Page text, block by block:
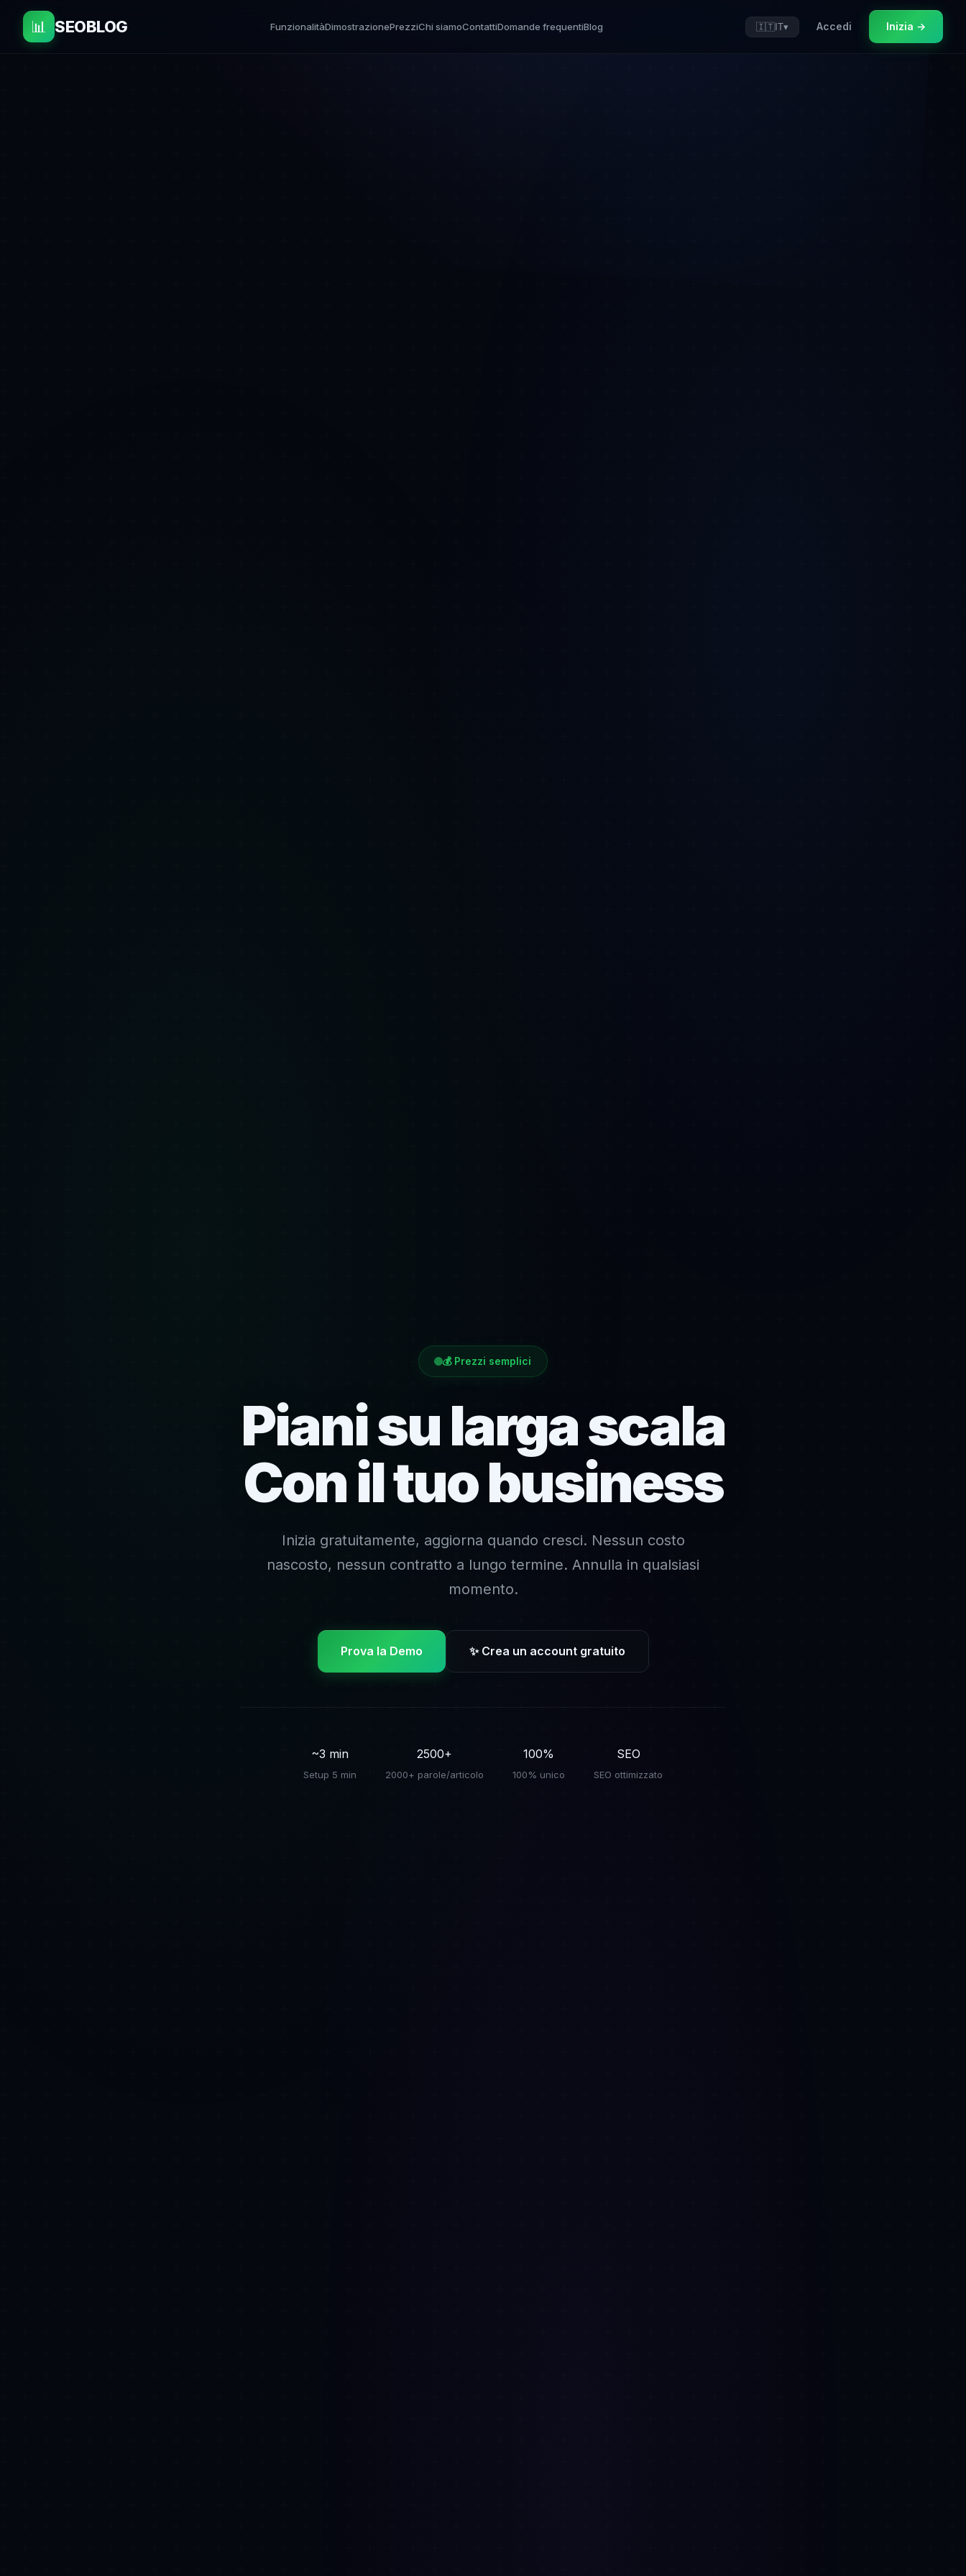
📊 SEOBLOG FunzionalitàDimostrazionePrezziChi siamoContattiDomande frequentiBlog 🇮🇹IT▾ Accedi Inizia →
💰 Prezzi semplici
Piani su larga scala
Con il tuo business
Inizia gratuitamente, aggiorna quando cresci. Nessun costo
nascosto, nessun contratto a lungo termine. Annulla in qualsiasi
momento.
Prova la Demo ✨ Crea un account gratuito
~3 min
Setup 5 min
2500+
2000+ parole/articolo
100%
100% unico
SEO
SEO ottimizzato